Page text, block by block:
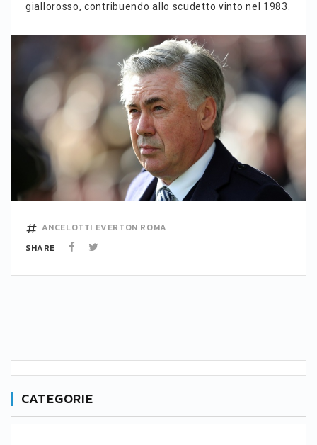
giallorosso, contribuendo allo scudetto vinto nel 1983.
ANCELOTTI EVERTON ROMA
SHARE
CATEGORIE